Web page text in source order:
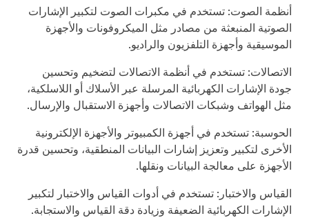
أنظمة الصوت: تستخدم في مكبرات الصوت لتكبير الإشارات
الصوتية المنبعثة من مصادر مثل الميكروفونات والأجهزة
الموسيقية وأجهزة التلفزيون والراديو.
الاتصالات: تستخدم في أنظمة الاتصالات لتضخيم وتحسين
جودة الإشارات الكهربائية المرسلة عبر الأسلاك أو اللاسلكية،
مثل الهواتف وشبكات الاتصالات وأجهزة الاستقبال والإرسال.
الحوسبة: تستخدم في أجهزة الكمبيوتر والأجهزة الإلكترونية
الأخرى لتكبير وتعزيز إشارات البيانات المنطقية، وتحسين قدرة
الأجهزة على معالجة البيانات ونقلها.
القياس والاختبار: تستخدم في أدوات القياس والاختبار لتكبير
الإشارات الكهربائية الضعيفة وزيادة دقة القياس والاستجابة.